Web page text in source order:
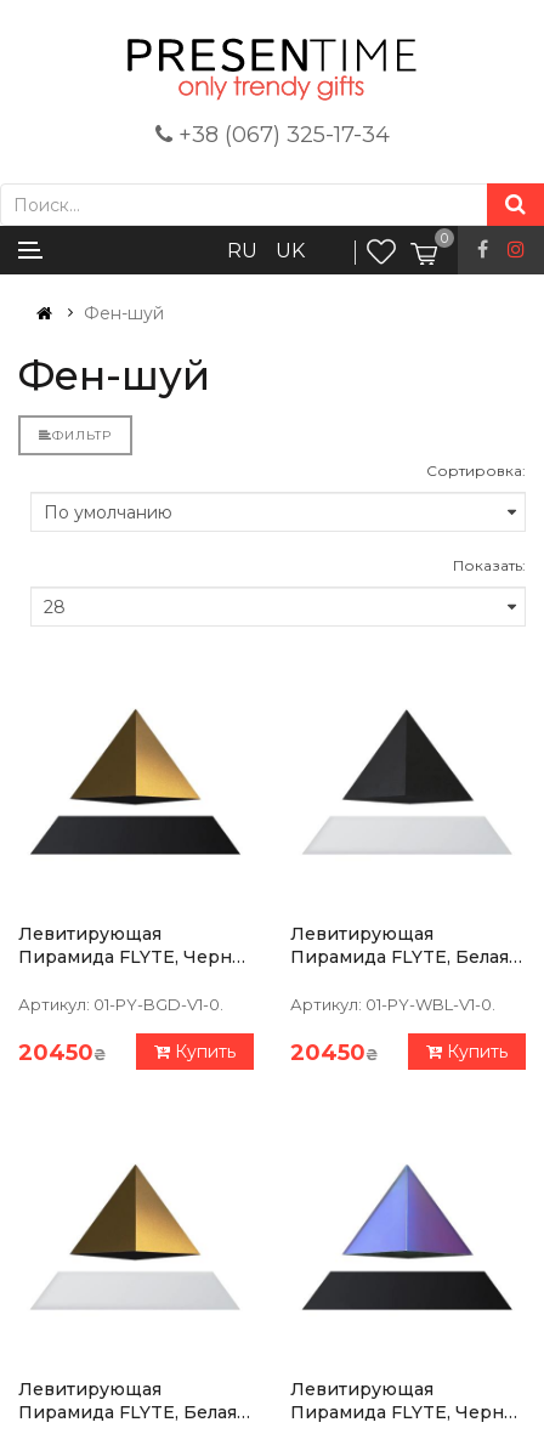
+38 (067) 325-17-34
RU UK
0
Фен-шуй
Фен-шуй
ФИЛЬТР
Сортировка:
Показать:
Левитирующая
Пирамида FLYTE, Черная
Пирамида
Артикул: 01-PY-BGD-V1-0.
20450₴ Купить
Левитирующая
Пирамида FLYTE, Белая
Пирамида
Артикул: 01-PY-WBL-V1-0.
20450₴ Купить
Левитирующая
Пирамида FLYTE, Белая
Левитирующая
Пирамида FLYTE, Черная